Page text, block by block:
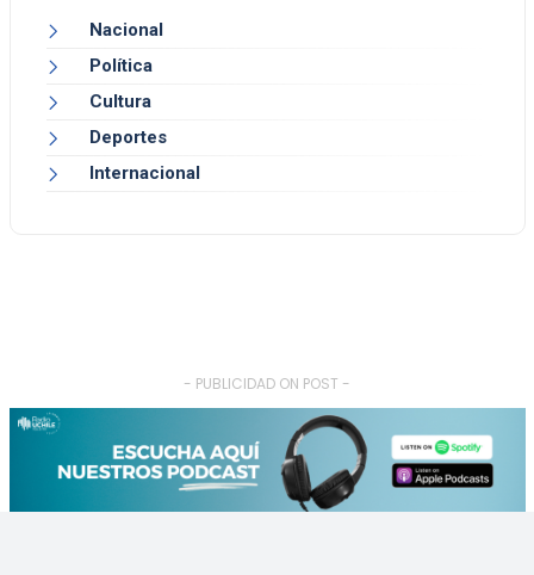
Nacional
Política
Cultura
Deportes
Internacional
- PUBLICIDAD ON POST -